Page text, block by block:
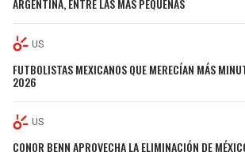
ARGENTINA, ENTRE LAS MÁS PEQUEÑAS
US
FUTBOLISTAS MEXICANOS QUE MERECÍAN MÁS
2026
US
CONOR BENN APROVECHA LA ELIMINACIÓN DE